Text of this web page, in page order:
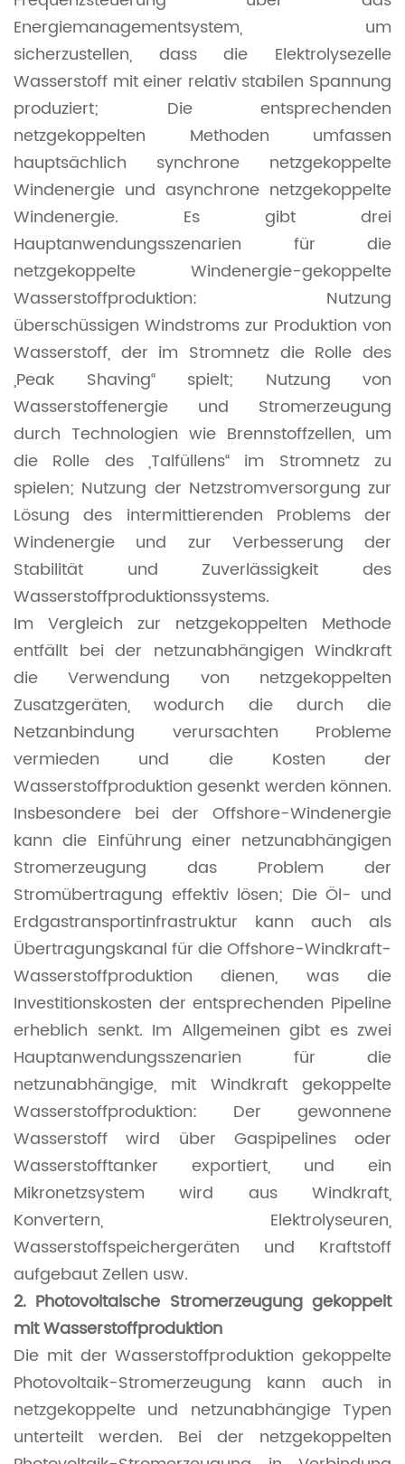
Energiemanagementsystem, um
sicherzustellen, dass die Elektrolysezelle
Wasserstoff mit einer relativ stabilen Spannung
produziert; Die entsprechenden
netzgekoppelten Methoden umfassen
hauptsächlich synchrone netzgekoppelte
Windenergie und asynchrone netzgekoppelte
Windenergie. Es gibt drei
Hauptanwendungsszenarien für die
netzgekoppelte Windenergie-gekoppelte
Wasserstoffproduktion: Nutzung
überschüssigen Windstroms zur Produktion von
Wasserstoff, der im Stromnetz die Rolle des
„Peak Shaving“ spielt; Nutzung von
Wasserstoffenergie und Stromerzeugung
durch Technologien wie Brennstoffzellen, um
die Rolle des „Talfüllens“ im Stromnetz zu
spielen; Nutzung der Netzstromversorgung zur
Lösung des intermittierenden Problems der
Windenergie und zur Verbesserung der
Stabilität und Zuverlässigkeit des
Wasserstoffproduktionssystems.
Im Vergleich zur netzgekoppelten Methode
entfällt bei der netzunabhängigen Windkraft
die Verwendung von netzgekoppelten
Zusatzgeräten, wodurch die durch die
Netzanbindung verursachten Probleme
vermieden und die Kosten der
Wasserstoffproduktion gesenkt werden können.
Insbesondere bei der Offshore-Windenergie
kann die Einführung einer netzunabhängigen
Stromerzeugung das Problem der
Stromübertragung effektiv lösen; Die Öl- und
Erdgastransportinfrastruktur kann auch als
Übertragungskanal für die Offshore-Windkraft-
Wasserstoffproduktion dienen, was die
Investitionskosten der entsprechenden Pipeline
erheblich senkt. Im Allgemeinen gibt es zwei
Hauptanwendungsszenarien für die
netzunabhängige, mit Windkraft gekoppelte
Wasserstoffproduktion: Der gewonnene
Wasserstoff wird über Gaspipelines oder
Wasserstofftanker exportiert, und ein
Mikronetzsystem wird aus Windkraft,
Konvertern, Elektrolyseuren,
Wasserstoffspeichergeräten und Kraftstoff
aufgebaut Zellen usw.
2. Photovoltaische Stromerzeugung gekoppelt
mit Wasserstoffproduktion
Die mit der Wasserstoffproduktion gekoppelte
Photovoltaik-Stromerzeugung kann auch in
netzgekoppelte und netzunabhängige Typen
unterteilt werden. Bei der netzgekoppelten